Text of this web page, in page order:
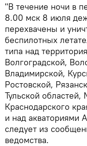
"В течение ночи в
8.00 мск 8 июля
перехвачены и
беспилотных
типа над
Волгоградской,
Владимирской,
Ростовской,
Тульской областей,
Краснодарского
и над акваториями
следует из
ведомства.